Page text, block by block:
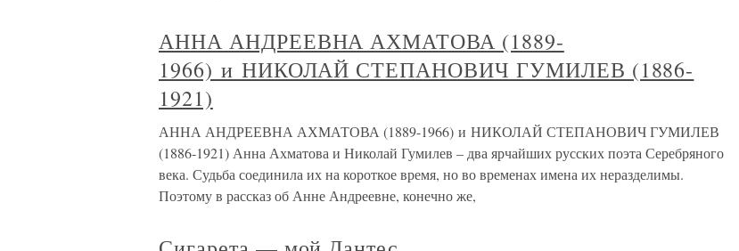
АННА АНДРЕЕВНА АХМАТОВА (1889-
1966) и НИКОЛАЙ СТЕПАНОВИЧ ГУМИЛЕВ (1886-
1921)
АННА АНДРЕЕВНА АХМАТОВА (1889-1966) и НИКОЛАЙ СТЕПАНОВИЧ ГУМИЛЕВ
(1886-1921) Анна Ахматова и Николай Гумилев – два ярчайших русских поэта Серебряного
века. Судьба соединила их на короткое время, но во временах имена их неразделимы.
Поэтому в рассказ об Анне Андреевне, конечно же,